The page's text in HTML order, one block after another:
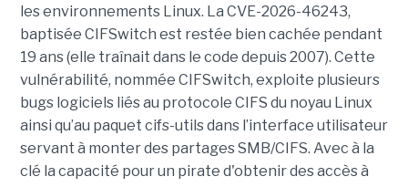
les environnements Linux. La CVE-2026-46243,
baptisée CIFSwitch est restée bien cachée pendant
19 ans (elle traînait dans le code depuis 2007). Cette
vulnérabilité, nommée CIFSwitch, exploite plusieurs
bugs logiciels liés au protocole CIFS du noyau Linux
ainsi qu’au paquet cifs-utils dans l’interface utilisateur
servant à monter des partages SMB/CIFS. Avec à la
clé la capacité pour un pirate d'obtenir des accès à